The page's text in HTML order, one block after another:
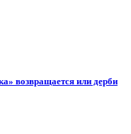
возвращается или дерби